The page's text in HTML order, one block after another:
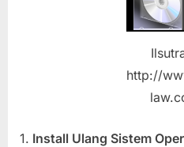
http://
1. Install Ulang Sistem